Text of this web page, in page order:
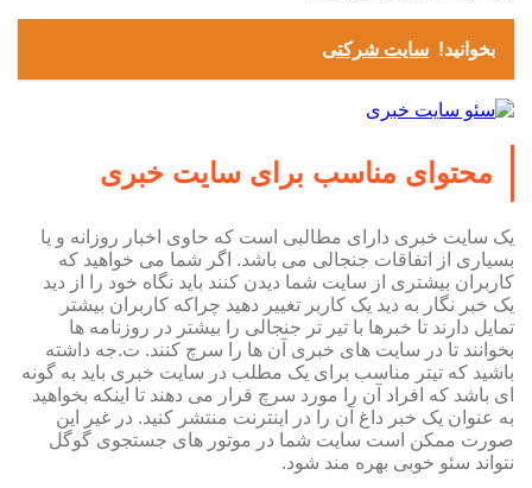
بخوانید! سایت شرکتی
محتوای مناسب برای سایت خبری
یک سایت خبری دارای مطالبی است که حاوی اخبار روزانه و یا
بسیاری از اتفاقات جنجالی می باشد. اگر شما می خواهید که
کاربران بیشتری از سایت شما دیدن کنند باید نگاه خود را از دید
یک خبر نگار به دید یک کاربر تغییر دهید چراکه کاربران بیشتر
تمایل دارند تا خبرها با تیر تر جنجالی را بیشتر در روزنامه ها
بخوانند تا در سایت های خبری آن ها را سرچ کنند. ت.جه داشته
باشید که تیتر مناسب برای یک مطلب در سایت خبری باید به گونه
ای باشد که افراد آن را مورد سرچ قرار می دهند تا اینکه بخواهید
به عنوان یک خبر داغ آن را در اینترنت منتشر کنید. در غیر این
صورت ممکن است سایت شما در موتور های جستجوی گوگل
نتواند سئو خوبی بهره مند شود.